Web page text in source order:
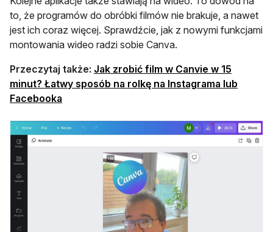
to, że programów do obróbki filmów nie brakuje, a nawet
jest ich coraz więcej. Sprawdźcie, jak z nowymi funkcjami
montowania wideo radzi sobie Canva.
Przeczytaj także: Jak zrobić film w Canvie w 15
minut? Łatwy sposób na rolkę na Instagrama lub
Facebooka